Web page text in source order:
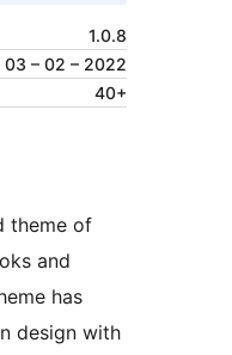
1.0.8
03 – 02 – 2022
40+
theme of
and
has
design with